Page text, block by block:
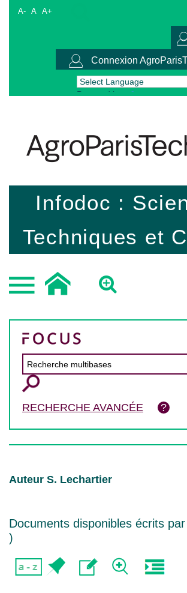
A- A A+
Connexion
Powered by
Infodoc :
Techniques et
RECHERCHE AVANCÉE
Auteur S. Lechartier
Documents disponibles écrits
)